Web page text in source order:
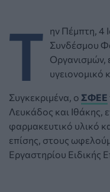
Τ
ην Πέμπτη, 4
Συνδέσμου
Οργανισμών,
υγειονομικό
Συγκεκριμένα, ο ΣΦΕΕ
Λευκάδος και Ιθάκης,
φαρμακευτικό υλικό
επίσης, στους
Εργαστηρίου